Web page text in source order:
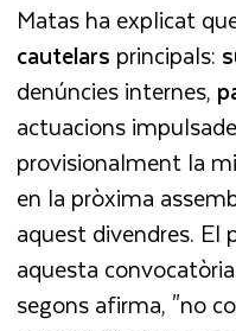
Matas ha explicat
cautelars principals:
denúncies internes,
actuacions
provisionalment la
en la pròxima
aquest divendres. El
aquesta
segons afirma, "no